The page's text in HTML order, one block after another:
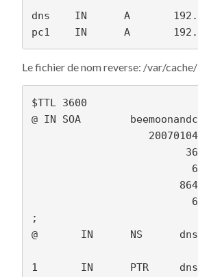
dns    IN      A
Le fichier de nom reverse: /var/
$TTL 3600
@ IN SOA
;
@       IN      NS
1       IN      PTR